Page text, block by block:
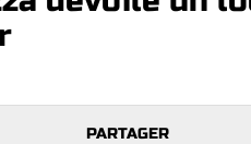
PARTAGER